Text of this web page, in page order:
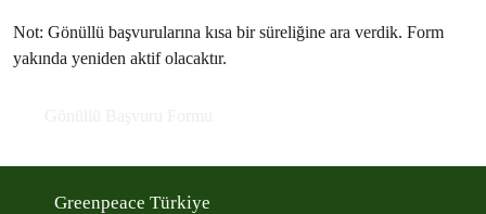
Not: Gönüllü başvurularına kısa bir süreliğine ara verdik. Form
yakında yeniden aktif olacaktır.
Greenpeace Türkiye